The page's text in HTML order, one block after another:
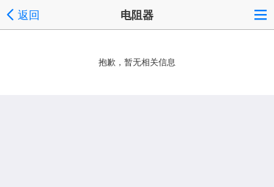
返回 电阻器
抱歉，暂无相关信息